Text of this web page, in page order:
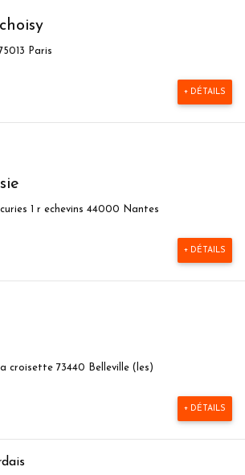
Paris
+ DÉTAILS
1 r echevins 44000 Nantes
+ DÉTAILS
croisette 73440 Belleville (les)
+ DÉTAILS